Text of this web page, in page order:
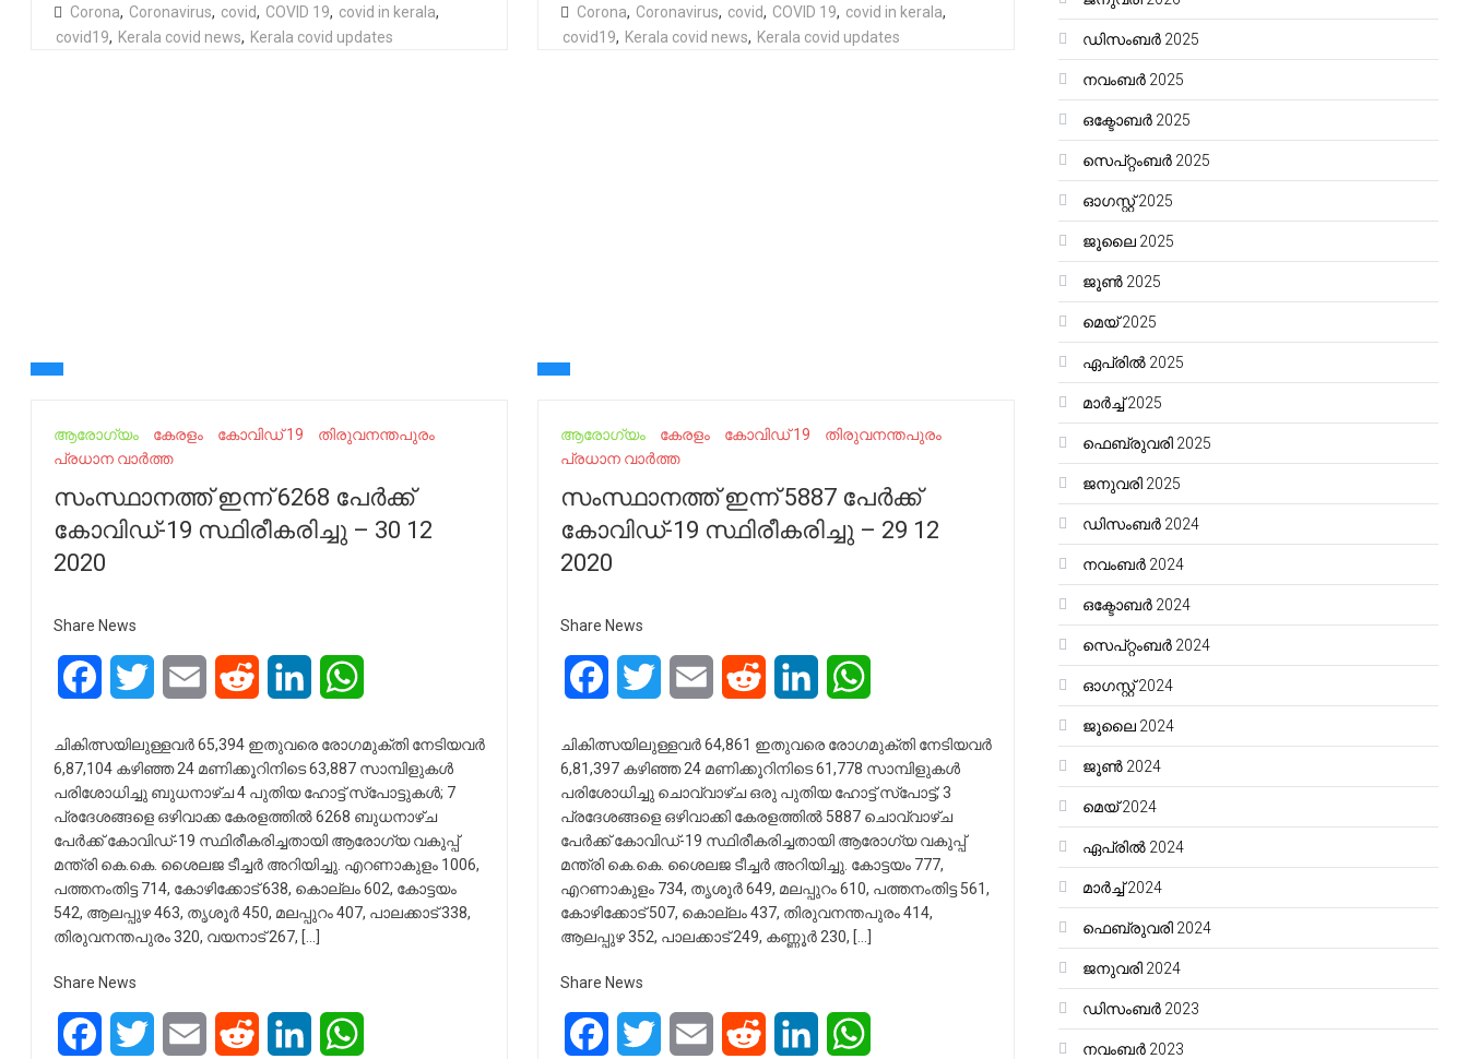
Corona, Coronavirus, covid, COVID 19, covid in kerala,
covid19, Kerala covid news, Kerala covid updates
Corona, Coronavirus, covid, COVID 19, covid in kerala,
covid19, Kerala covid news, Kerala covid updates
ആരോഗ്യം കേരളം കോവിഡ് 19
തിരുവനന്തപുരം
പ്രധാന വാർത്ത
സംസ്ഥാനത്ത് ഇന്ന് 6268 പേര്‍ക്ക്
കോവിഡ്-19 സ്ഥിരീകരിച്ചു – 30 12
2020
Share News
FacebookTwitter Email Reddit LinkedIn
ചികിത്സയിലുള്ളവര്‍ 65,394 ഇതുവരെ രോഗമുക്തി നേടിയവര്‍
6,87,104 കഴിഞ്ഞ 24 മണിക്കൂറിനിടെ 63,887 സാമ്പിളുകള്‍
പരിശോധിച്ചു ബുധനാഴ്ച 4 പുതിയ ഹോട്ട് സ്‌പോട്ടുകള്‍; 7
പ്രദേശങ്ങളെ ഒഴിവാക്ക കേരളത്തില്‍ 6268 ബുധനാഴ്ച
പേര്‍ക്ക് കോവിഡ്-19 സ്ഥിരീകരിച്ചതായി ആരോഗ്യ വകുപ്പ്
മന്ത്രി കെ.കെ. ശൈലജ ടീച്ചര്‍ അറിയിച്ചു. എറണാകുളം 1006,
പത്തനംതിട്ട 714, കോഴിക്കോട് 638, കൊല്ലം 602, കോട്ടയം
542, ആലപ്പുഴ 463, തൃശൂര്‍ 450, മലപ്പുറം 407, പാലക്കാട് 338,
തിരുവനന്തപുരം 320, വയനാട് 267, […]
Share News
FacebookTwitter Email Reddit LinkedIn
ആരോഗ്യം കേരളം കോവിഡ് 19
തിരുവനന്തപുരം
പ്രധാന വാർത്ത
സംസ്ഥാനത്ത് ഇന്ന് 5887 പേര്‍ക്ക്
കോവിഡ്-19 സ്ഥിരീകരിച്ചു – 29 12
2020
Share News
FacebookTwitter Email Reddit LinkedIn
ചികിത്സയിലുള്ളവര്‍ 64,861 ഇതുവരെ രോഗമുക്തി നേടിയവര്‍
6,81,397 കഴിഞ്ഞ 24 മണിക്കൂറിനിടെ 61,778 സാമ്പിളുകള്‍
പരിശോധിച്ചു ചൊവ്വാഴ്ച ഒരു പുതിയ ഹോട്ട് സ്‌പോട്ട്; 3
പ്രദേശങ്ങളെ ഒഴിവാക്കി കേരളത്തില്‍ 5887 ചൊവ്വാഴ്ച
പേര്‍ക്ക് കോവിഡ്-19 സ്ഥിരീകരിച്ചതായി ആരോഗ്യ വകുപ്പ്
മന്ത്രി കെ.കെ. ശൈലജ ടീച്ചര്‍ അറിയിച്ചു. കോട്ടയം 777,
എറണാകുളം 734, തൃശൂര്‍ 649, മലപ്പുറം 610, പത്തനംതിട്ട 561,
കോഴിക്കോട് 507, കൊല്ലം 437, തിരുവനന്തപുരം 414,
ആലപ്പുഴ 352, പാലക്കാട് 249, കണ്ണൂര്‍ 230, […]
Share News
FacebookTwitter Email Reddit LinkedIn
ഡിസംബർ 2025
നവംബർ 2025
ഒക്ടോബർ 2025
സെപ്റ്റംബർ 2025
ഓഗസ്റ്റ്‌ 2025
ജൂലൈ 2025
ജൂൺ 2025
മെയ്‌ 2025
ഏപ്രിൽ 2025
മാർച്ച്‌ 2025
ഫെബ്രുവരി 2025
ജനുവരി 2025
ഡിസംബർ 2024
നവംബർ 2024
ഒക്ടോബർ 2024
സെപ്റ്റംബർ 2024
ഓഗസ്റ്റ്‌ 2024
ജൂലൈ 2024
ജൂൺ 2024
മെയ്‌ 2024
ഏപ്രിൽ 2024
മാർച്ച്‌ 2024
ഫെബ്രുവരി 2024
ജനുവരി 2024
ഡിസംബർ 2023
നവംബർ 2023